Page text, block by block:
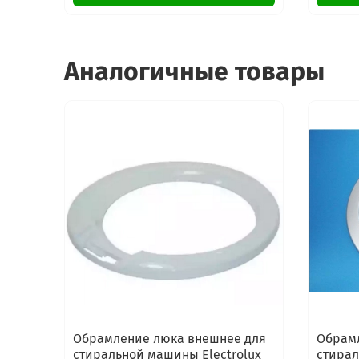
Аналогичные товары
Обрамление люка внешнее для
стиральной машины Electrolux